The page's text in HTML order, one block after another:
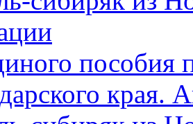
пособия
края.